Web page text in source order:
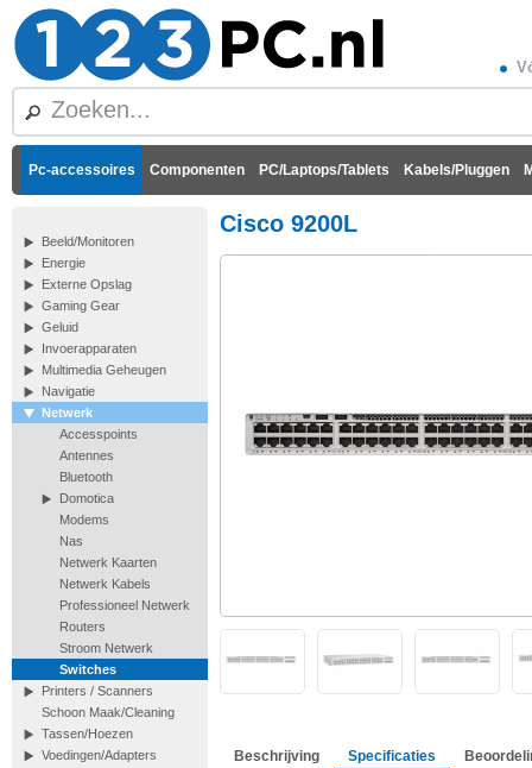
Pc-accessoires Componenten PC/Laptops/Tablets Kabels/Pluggen
Beeld/Monitoren
Energie
Externe Opslag
Gaming Gear
Geluid
Invoerapparaten
Multimedia Geheugen
Navigatie
Netwerk
Accesspoints
Antennes
Bluetooth
Domotica
Modems
Nas
Netwerk Kaarten
Netwerk Kabels
Professioneel Netwerk
Routers
Stroom Netwerk
Switches
Printers / Scanners
Schoon Maak/Cleaning
Tassen/Hoezen
Voedingen/Adapters
Cisco 9200L
Beschrijving Specificaties